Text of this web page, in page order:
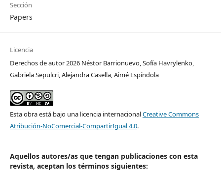
Sección
Papers
Licencia
Derechos de autor 2026 Néstor Barrionuevo, Sofía Havrylenko,
Gabriela Sepulcri, Alejandra Casella, Aimé Espíndola
Esta obra está bajo una licencia internacionalCreative Commons
Atribución-NoComercial-CompartirIgual 4.0.
Aquellos autores/as que tengan publicaciones con esta
revista, aceptan los términos siguientes: